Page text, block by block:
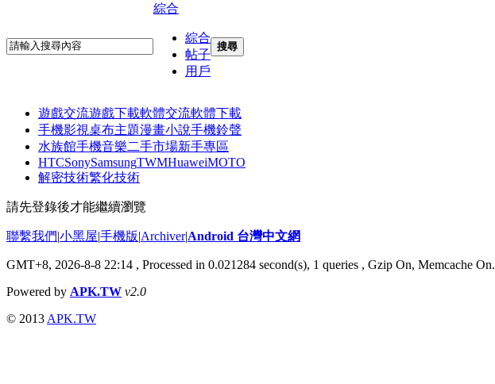
綜合
綜合
帖子
用戶
搜尋
遊戲交流遊戲下載軟體交流軟體下載
手機影視桌布主題漫畫小說手機鈴聲
水族館手機音樂二手市場新手專區
HTCSonySamsungTWMHuaweiMOTO
解密技術繁化技術
請先登錄後才能繼續瀏覽
聯繫我們|小黑屋|手機版|Archiver|Android 台灣中文網
GMT+8, 2026-8-8 22:14 , Processed in 0.021284 second(s), 1 queries , Gzip On, Memcache On.
Powered by APK.TW v2.0
© 2013 APK.TW